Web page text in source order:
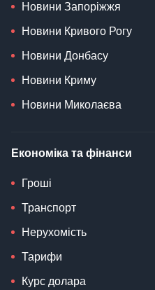
Новини Запоріжжя
Новини Кривого Рогу
Новини Донбасу
Новини Криму
Новини Миколаєва
Економіка та фінанси
Гроші
Транспорт
Нерухомість
Тарифи
Курс долара